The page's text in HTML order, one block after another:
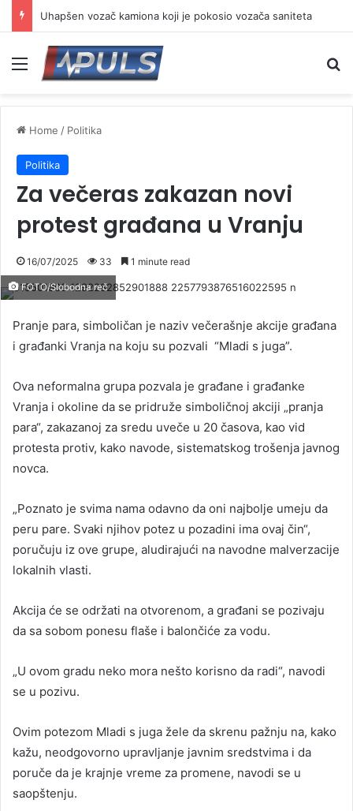
Uhapšen vozač kamiona koji je pokosio vozača saniteta
Menu
Home / Politika
Politika
Za večeras zakazan novi
protest građana u Vranju
16/07/2025 33 1 minute read
FOTO/Slobodna reč
Pranje para, simboličan je naziv večerašnje akcije građana
i građanki Vranja na koju su pozvali “Mladi s juga”.
Ova neformalna grupa pozvala je građane i građanke
Vranja i okoline da se pridruže simboličnoj akciji „pranja
para“, zakazanoj za sredu uveče u 20 časova, kao vid
protesta protiv, kako navode, sistematskog trošenja javnog
novca.
„Poznato je svima nama odavno da oni najbolje umeju da
peru pare. Svaki njihov potez u pozadini ima ovaj čin“,
poručuju iz ove grupe, aludirajući na navodne malverzacije
lokalnih vlasti.
Akcija će se održati na otvorenom, a građani se pozivaju
da sa sobom ponesu flaše i balončiće za vodu.
„U ovom gradu neko mora nešto korisno da radi“, navodi
se u pozivu.
Ovim potezom Mladi s juga žele da skrenu pažnju na, kako
kažu, neodgovorno upravljanje javnim sredstvima i da
poruče da je krajnje vreme za promene, navodi se u
saopštenju.